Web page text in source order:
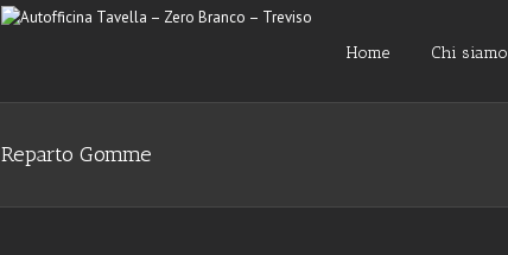
Home Chi siamo
Reparto Gomme